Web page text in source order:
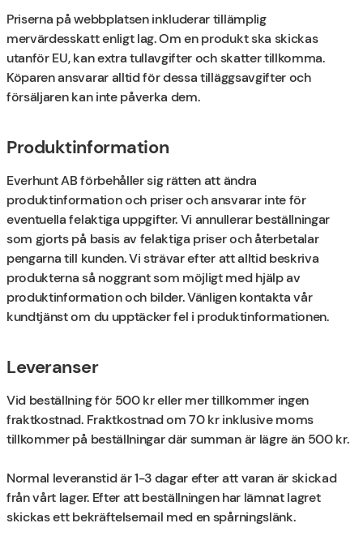
Priserna på webbplatsen inkluderar tillämplig
mervärdesskatt enligt lag. Om en produkt ska skickas
utanför EU, kan extra tullavgifter och skatter tillkomma.
Köparen ansvarar alltid för dessa tilläggsavgifter och
försäljaren kan inte påverka dem.
Produktinformation
Everhunt AB förbehåller sig rätten att ändra
produktinformation och priser och ansvarar inte för
eventuella felaktiga uppgifter. Vi annullerar beställningar
som gjorts på basis av felaktiga priser och återbetalar
pengarna till kunden. Vi strävar efter att alltid beskriva
produkterna så noggrant som möjligt med hjälp av
produktinformation och bilder. Vänligen kontakta vår
kundtjänst om du upptäcker fel i produktinformationen.
Leveranser
Vid beställning för 500 kr eller mer tillkommer ingen
fraktkostnad. Fraktkostnad om 70 kr inklusive moms
tillkommer på beställningar där summan är lägre än 500 kr.
Normal leveranstid är 1-3 dagar efter att varan är skickad
från vårt lager. Efter att beställningen har lämnat lagret
skickas ett bekräftelsemail med en spårningslänk.